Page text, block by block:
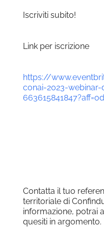
Iscriviti subito!
Link per iscrizione
https://
conai-2023-webinar-
Contatta il tuo
territoriale di
informazione, potrai
quesiti in argomento.